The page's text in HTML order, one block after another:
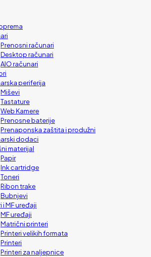
Prenosni računari
Desktop računari
AIO računari
periferija
Miševi
Tastature
Web Kamere
Prenosne baterije
Prenaponska zaštita i produžni
dodaci
materijal
Papir
Ink cartridge
Toneri
Ribon trake
Bubnjevi
i MF uređaji
MF uređaji
Matrični printeri
Printeri velikih formata
Printeri
Printeri za naljepnice